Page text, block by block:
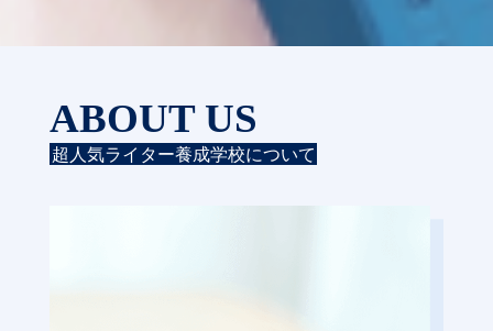
ABOUT US
超人気ライター養成学校について